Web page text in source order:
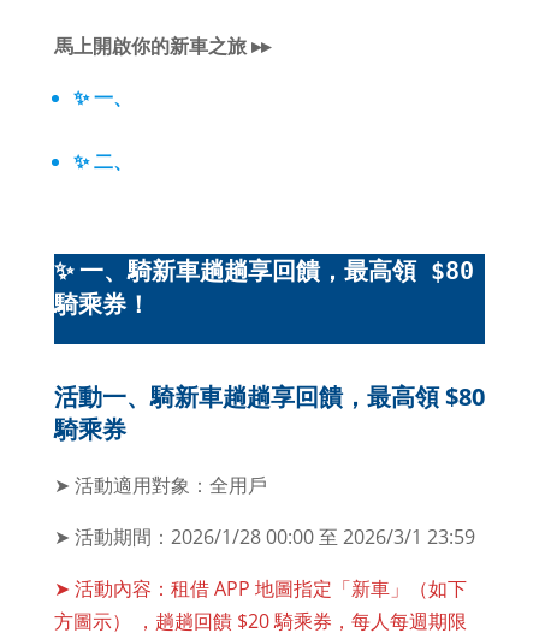
馬上開啟你的新車之旅 ▸▸
✨ 一、
✨ 二、
✨ 一、騎新車趟趟享回饋，最高領 $80
騎乘券！
活動一、騎新車趟趟享回饋，最高領 $80
騎乘券
➤ 活動適用對象：全用戶
➤ 活動期間：2026/1/28 00:00 至 2026/3/1 23:59
➤ 活動內容：租借 APP 地圖指定「新車」（如下
方圖示） ，趟趟回饋 $20 騎乘券，每人每週期限